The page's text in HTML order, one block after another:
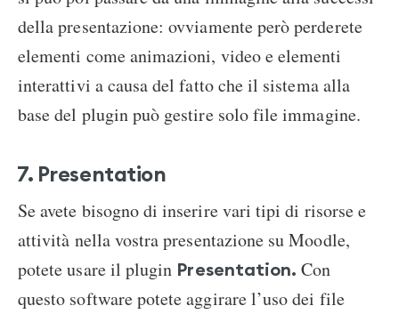
della presentazione: ovviamente però perderete
elementi come animazioni, video e elementi
interattivi a causa del fatto che il sistema alla
base del plugin può gestire solo file immagine.
7. Presentation
Se avete bisogno di inserire vari tipi di risorse e
attività nella vostra presentazione su Moodle,
potete usare il plugin Presentation. Con
questo software potete aggirare l’uso dei file